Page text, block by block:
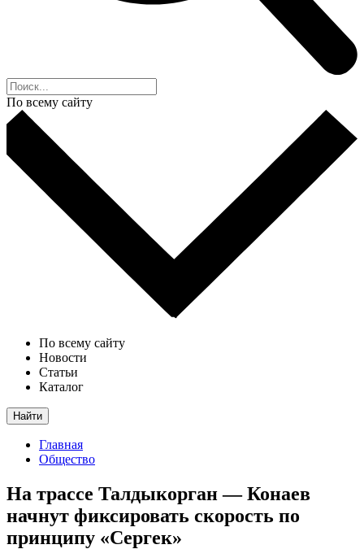
По всему сайту
По всему сайту
Новости
Статьи
Каталог
Найти
Главная
Общество
На трассе Талдыкорган — Конаев
начнут фиксировать скорость по
принципу «Сергек»